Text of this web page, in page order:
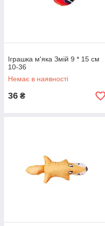
Іграшка м'яка Змій 9 * 15 см
10-36
Немає в наявності
36 ₴